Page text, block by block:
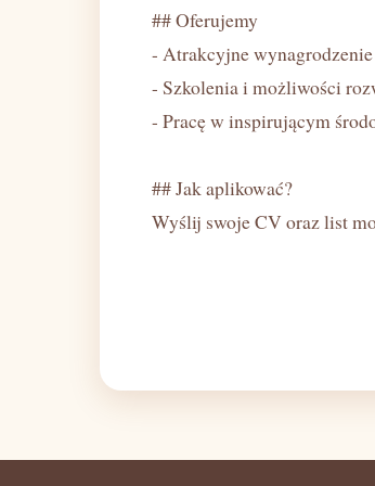
## Oferujemy
- Atrakcyjne
- Szkolenia i możliwości
- Pracę w inspirującym
## Jak aplikować?
Wyślij swoje CV oraz list